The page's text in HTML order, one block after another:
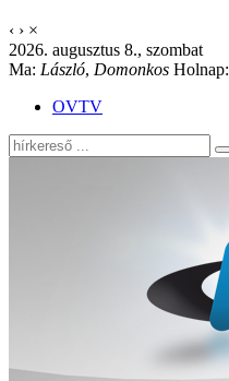
‹ › ×
2026. augusztus 8., szombat
Ma: László, Domonkos Holnap:
OVTV